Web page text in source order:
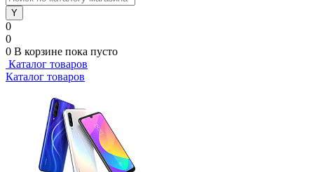
0
0
0 В корзине пока пусто
Каталог товаров
Каталог товаров